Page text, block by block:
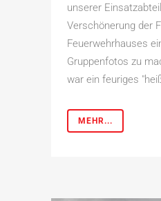
unserer
Verschönerung der
Feuerwehrhauses
Gruppenfotos zu
war ein feuriges
MEHR...